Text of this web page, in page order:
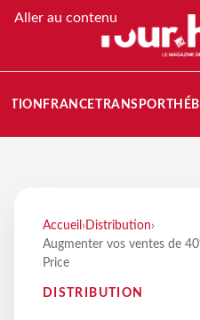
Aller au contenu
FRANCETRANSPORT
Accueil › Distribution›
Augmenter vos ventes de
Price
DISTRIBUTION